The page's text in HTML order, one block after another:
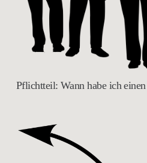
Pflichtteil: Wann habe ich